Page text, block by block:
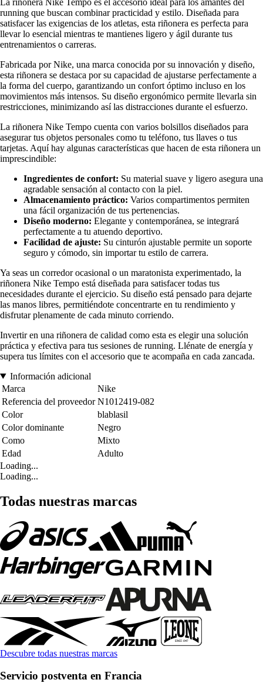
running que buscan combinar practicidad y estilo. Diseñada para
satisfacer las exigencias de los atletas, esta riñonera es perfecta para
llevar lo esencial mientras te mantienes ligero y ágil durante tus
entrenamientos o carreras.
Fabricada por Nike, una marca conocida por su innovación y diseño,
esta riñonera se destaca por su capacidad de ajustarse perfectamente a
la forma del cuerpo, garantizando un confort óptimo incluso en los
movimientos más intensos. Su diseño ergonómico permite llevarla sin
restricciones, minimizando así las distracciones durante el esfuerzo.
La riñonera Nike Tempo cuenta con varios bolsillos diseñados para
asegurar tus objetos personales como tu teléfono, tus llaves o tus
tarjetas. Aquí hay algunas características que hacen de esta riñonera un
imprescindible:
Ingredientes de confort: Su material suave y ligero asegura una
agradable sensación al contacto con la piel.
Almacenamiento práctico: Varios compartimentos permiten
una fácil organización de tus pertenencias.
Diseño moderno: Elegante y contemporánea, se integrará
perfectamente a tu atuendo deportivo.
Facilidad de ajuste: Su cinturón ajustable permite un soporte
seguro y cómodo, sin importar tu estilo de carrera.
Ya seas un corredor ocasional o un maratonista experimentado, la
riñonera Nike Tempo está diseñada para satisfacer todas tus
necesidades durante el ejercicio. Su diseño está pensado para dejarte
las manos libres, permitiéndote concentrarte en tu rendimiento y
disfrutar plenamente de cada minuto corriendo.
Invertir en una riñonera de calidad como esta es elegir una solución
práctica y efectiva para tus sesiones de running. Llénate de energía y
supera tus límites con el accesorio que te acompaña en cada zancada.
Información adicional
Marca
Nike
Referencia del proveedor N1012419-082
Color
blablasil
Color dominante
Negro
Como
Mixto
Edad
Adulto
Loading...
Loading...
Todas nuestras marcas
Descubre todas nuestras marcas
Servicio postventa en Francia